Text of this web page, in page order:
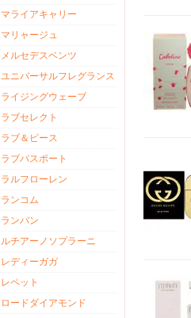
マライアキャリー
マリャージュ
メルセデスベンツ
ユニバーサルフレグランス
ライジングウェーブ
ラブセレクト
ラブ＆ピース
ラブパスポート
ラルフローレン
ランコム
ランバン
ルチアーノソプラーニ
レディーガガ
レペット
ロードダイアモンド